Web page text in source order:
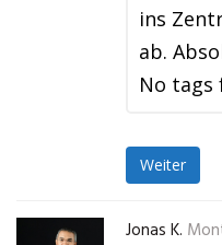
ins
ab.
No
Weiter
Jonas K.